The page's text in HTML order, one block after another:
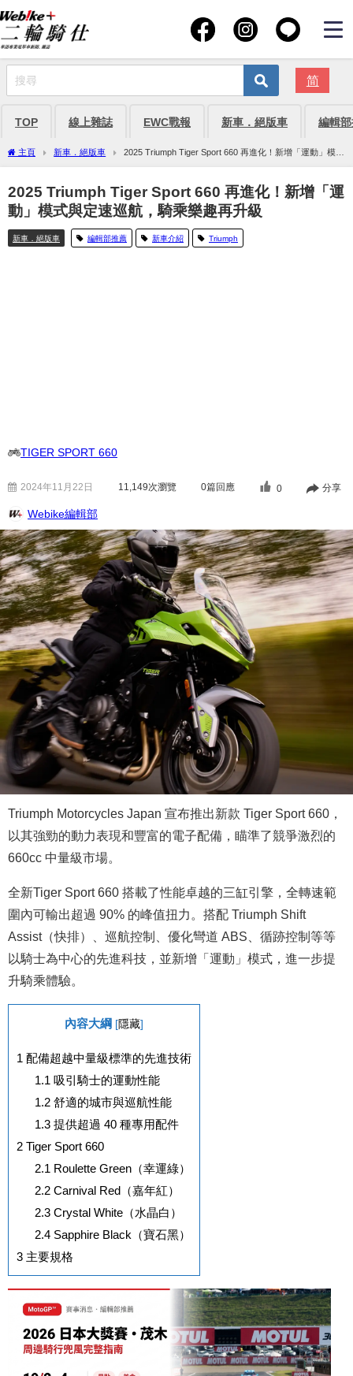
简
TOP 線上雜誌 EWC戰報 新車．絕版車 編輯
主頁 新車．絕版車
2025 Triumph Tiger Sport 660 再進化！新增「運動」模式
與定速巡航，騎乘樂趣再升級
2025 Triumph Tiger Sport 660 再進化！新增「運
動」模式與定速巡航，騎乘樂趣再升級
新車．絕版車 編輯部推薦 新車介紹 Triumph
TIGER SPORT 660
2024年11月22日 11,149次瀏覽 0篇回應 0 分享
Webike編輯部
Triumph Motorcycles Japan 宣布推出新款 Tiger Sport 660，
以其強勁的動力表現和豐富的電子配備，瞄準了競爭激烈的
660cc 中量級市場。
全新Tiger Sport 660 搭載了性能卓越的三缸引擎，全轉速範
圍內可輸出超過 90% 的峰值扭力。搭配 Triumph Shift
Assist（快排）、巡航控制、優化彎道 ABS、循跡控制等等
以騎士為中心的先進科技，並新增「運動」模式，進一步提
升騎乘體驗。
內容大綱 [隱藏]
1 配備超越中量級標準的先進技術
1.1 吸引騎士的運動性能
1.2舒適的城市與巡航性能
1.3提供超過 40 種專用配件
2 Tiger Sport 660
2.1 Roulette Green（幸運綠）
2.2Carnival Red（嘉年紅）
2.3Crystal White（水晶白）
2.4Sapphire Black（寶石黑）
3 主要規格